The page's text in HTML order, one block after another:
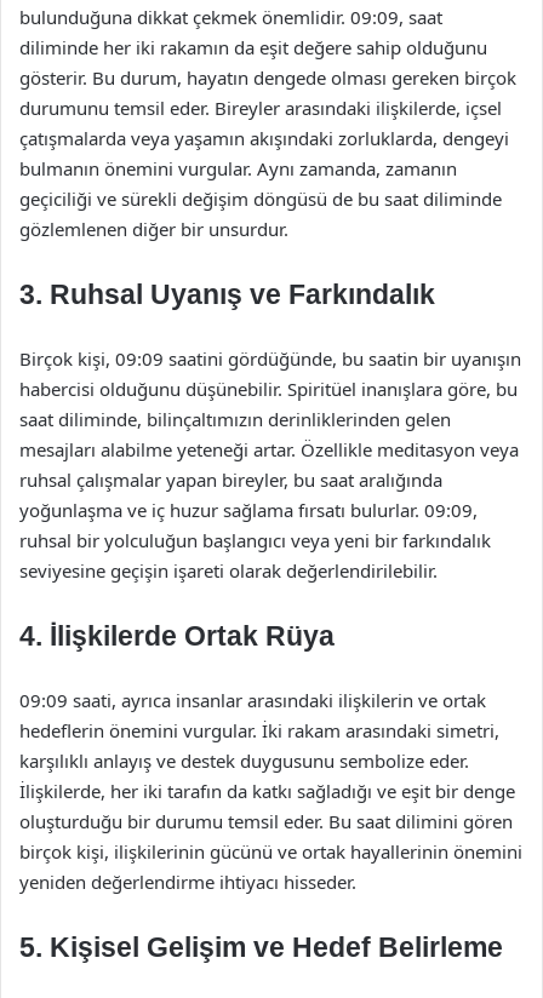
bulunduğuna dikkat çekmek önemlidir. 09:09, saat
diliminde her iki rakamın da eşit değere sahip olduğunu
gösterir. Bu durum, hayatın dengede olması gereken birçok
durumunu temsil eder. Bireyler arasındaki ilişkilerde, içsel
çatışmalarda veya yaşamın akışındaki zorluklarda, dengeyi
bulmanın önemini vurgular. Aynı zamanda, zamanın
geçiciliği ve sürekli değişim döngüsü de bu saat diliminde
gözlemlenen diğer bir unsurdur.
3. Ruhsal Uyanış ve Farkındalık
Birçok kişi, 09:09 saatini gördüğünde, bu saatin bir uyanışın
habercisi olduğunu düşünebilir. Spiritüel inanışlara göre, bu
saat diliminde, bilinçaltımızın derinliklerinden gelen
mesajları alabilme yeteneği artar. Özellikle meditasyon veya
ruhsal çalışmalar yapan bireyler, bu saat aralığında
yoğunlaşma ve iç huzur sağlama fırsatı bulurlar. 09:09,
ruhsal bir yolculuğun başlangıcı veya yeni bir farkındalık
seviyesine geçişin işareti olarak değerlendirilebilir.
4. İlişkilerde Ortak Rüya
09:09 saati, ayrıca insanlar arasındaki ilişkilerin ve ortak
hedeflerin önemini vurgular. İki rakam arasındaki simetri,
karşılıklı anlayış ve destek duygusunu sembolize eder.
İlişkilerde, her iki tarafın da katkı sağladığı ve eşit bir denge
oluşturduğu bir durumu temsil eder. Bu saat dilimini gören
birçok kişi, ilişkilerinin gücünü ve ortak hayallerinin önemini
yeniden değerlendirme ihtiyacı hisseder.
5. Kişisel Gelişim ve Hedef Belirleme